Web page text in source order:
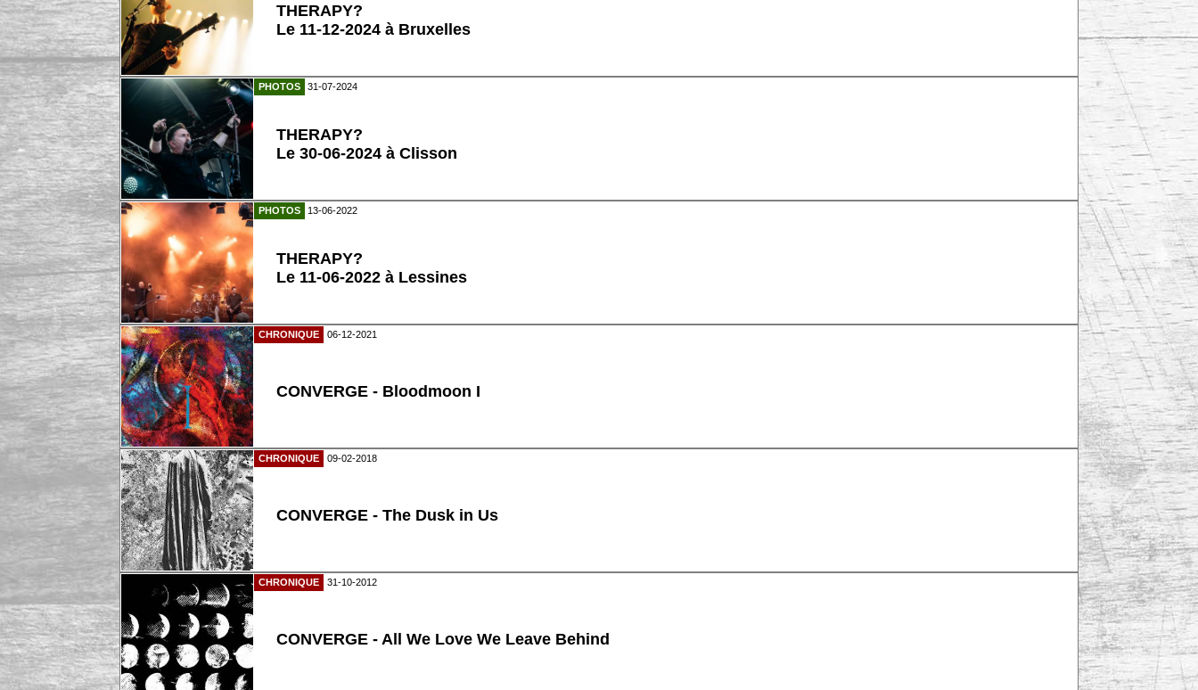
THERAPY?
Le 11-12-2024 à Bruxelles
PHOTOS 31-07-2024
THERAPY?
Le 30-06-2024 à Clisson
PHOTOS 13-06-2022
THERAPY?
Le 11-06-2022 à Lessines
CHRONIQUE 06-12-2021
CONVERGE - Bloodmoon I
CHRONIQUE 09-02-2018
CONVERGE - The Dusk in Us
CHRONIQUE 31-10-2012
CONVERGE - All We Love We Leave Behind